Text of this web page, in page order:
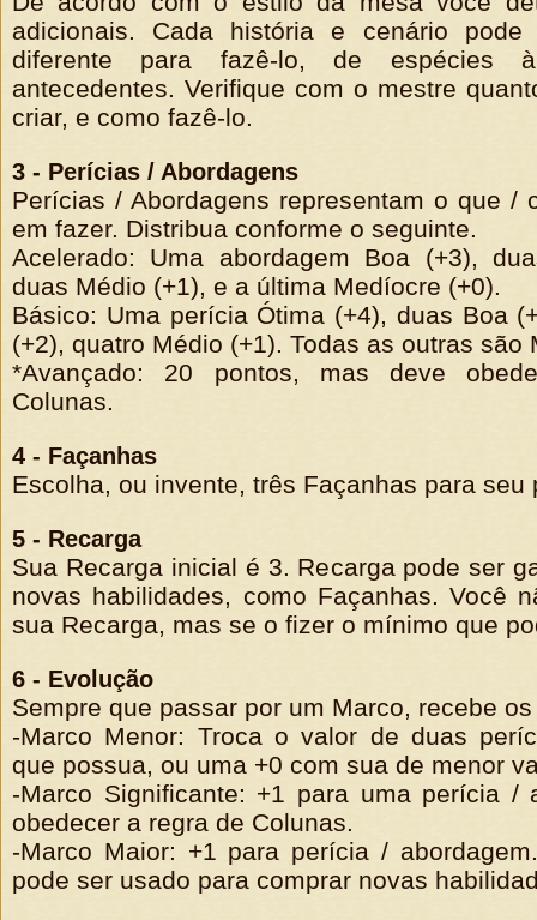
adicionais. Cada história e cenário
diferente para fazê-lo, de espécies
antecedentes. Verifique com o mestre
criar, e como fazê-lo.
3 - Perícias / Abordagens
Perícias / Abordagens representam o que /
em fazer. Distribua conforme o seguinte.
Acelerado: Uma abordagem Boa (+3),
duas Médio (+1), e a última Medíocre (+0).
Básico: Uma perícia Ótima (+4), duas Boa
(+2), quatro Médio (+1). Todas as outras são
*Avançado: 20 pontos, mas deve
Colunas.
4 - Façanhas
Escolha, ou invente, três Façanhas para seu
5 - Recarga
Sua Recarga inicial é 3. Recarga pode ser
novas habilidades, como Façanhas. Você
sua Recarga, mas se o fizer o mínimo que
6 - Evolução
Sempre que passar por um Marco, recebe
-Marco Menor: Troca o valor de duas
que possua, ou uma +0 com sua de menor
-Marco Significante: +1 para uma perícia /
obedecer a regra de Colunas.
-Marco Maior: +1 para perícia /
pode ser usado para comprar novas